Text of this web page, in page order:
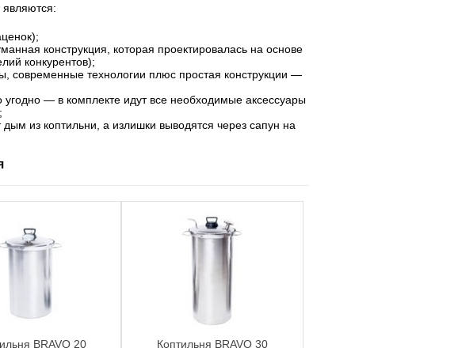
конструкция, которая проектировалась на основе
конкурентов);
современные технологии плюс простая конструкции —
угодно — в комплекте идут все необходимые аксессуары
из коптильни, а излишки выводятся через сапун на
BRAVO 20 Коптильня BRAVO 30